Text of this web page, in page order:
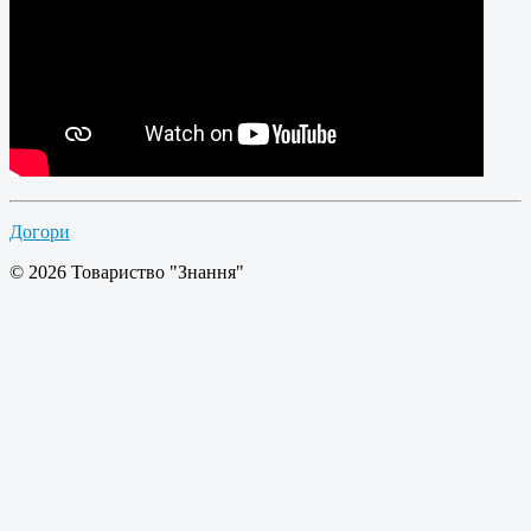
Догори
© 2026 Товариство "Знання"